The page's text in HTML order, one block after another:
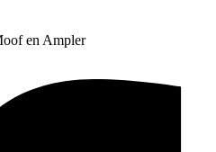
en Ampler